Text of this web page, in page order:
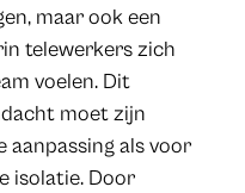
maar ook een
telewerkers zich
voelen. Dit
moet zijn
als voor
isolatie. Door